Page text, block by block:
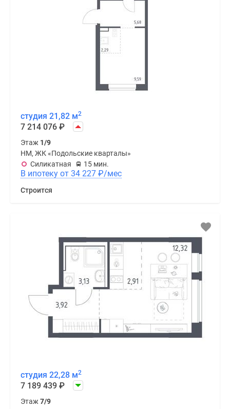
студия 21,82 м2
7 214 076 ₽
Этаж 1/9
НМ, ЖК «Подольские кварталы»
Силикатная
15 мин.
В ипотеку от 34 227 ₽/мес
Строится
студия 22,28 м2
7 189 439 ₽
Этаж 7/9